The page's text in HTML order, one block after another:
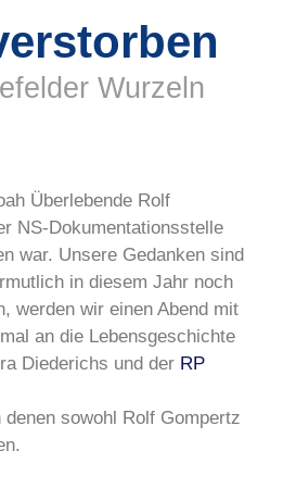
Wurzeln
Überlebende Rolf
NS-Dokumentationsstelle
war. Unsere Gedanken sind
in diesem Jahr noch
werden wir einen Abend mit
an die Lebensgeschichte
Diederichs und der RP
sowohl Rolf Gompertz